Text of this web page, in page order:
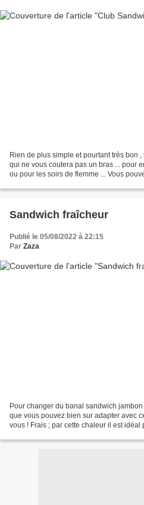
Rien de plus simple et pourtant très bon
qui ne vous coutera pas un bras ... pour
ou pour les soirs de flemme ... Vous
Sandwich fraîcheur
Publié le 05/08/2022 à 22:15
Par Zaza
Pour changer du banal sandwich
que vous pouvez bien sur adapter avec
vous ! Frais ; par cette chaleur il est